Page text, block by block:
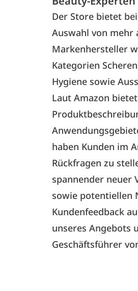
Der Store bietet
Auswahl von mehr
Markenhersteller
Kategorien
Hygiene sowie
Laut Amazon
haben Kunden im
Rückfragen zu
spannender neuer
sowie potentiellen
Kundenfeedback
unseres Angebots
Geschäftsführer